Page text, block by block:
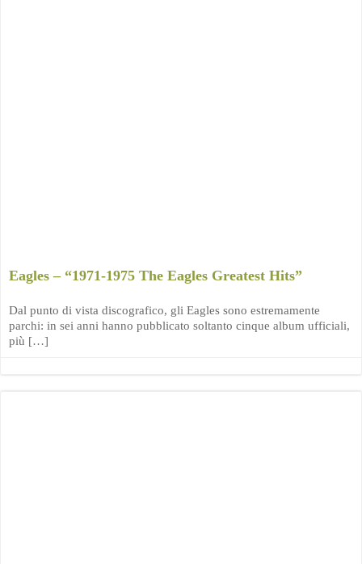
Eagles – “1971-1975 The Eagles Greatest Hits”
Dal punto di vista discografico, gli Eagles sono estremamente
parchi: in sei anni hanno pubblicato soltanto cinque album ufficiali,
più […]